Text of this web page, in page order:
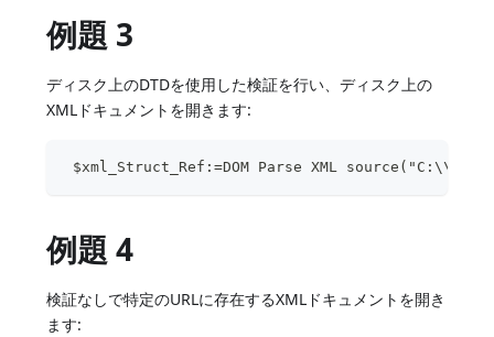
例題 3
ディスク上のDTDを使用した検証を行い、ディスク上の
XMLドキュメントを開きます:
$xml_Struct_Ref:=DOM Parse XML
例題 4
検証なしで特定のURLに存在するXMLドキュメントを開き
ます: